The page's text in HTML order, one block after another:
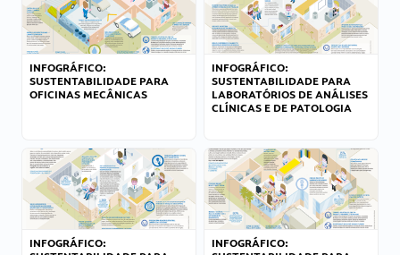
INFOGRÁFICO:
SUSTENTABILIDADE PARA
OFICINAS MECÂNICAS
INFOGRÁFICO:
SUSTENTABILIDADE PARA
LABORATÓRIOS DE ANÁLISES
CLÍNICAS E DE PATOLOGIA
INFOGRÁFICO:
INFOGRÁFICO: